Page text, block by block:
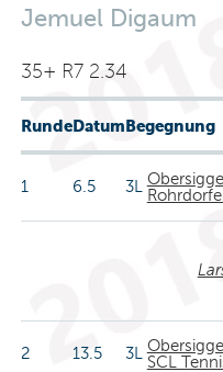
Jemuel Digaum
35+ R7 2.34
RundeDatumBegegnung
1 6.5 3L
2 13.5 3LSCL